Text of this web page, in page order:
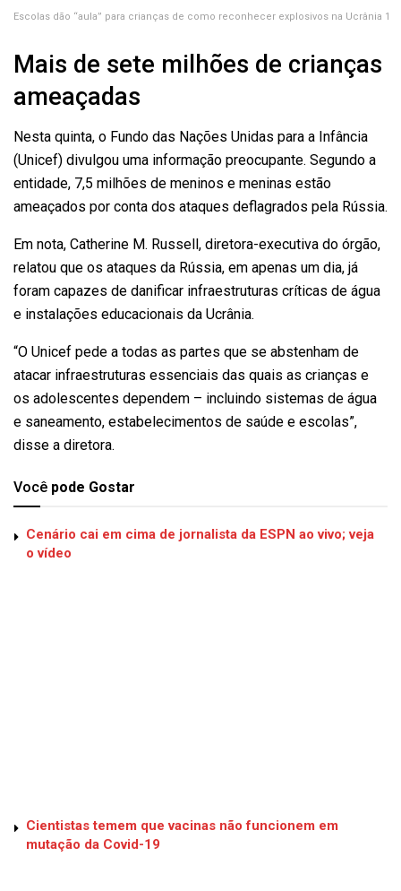
Escolas dão “aula” para crianças de como reconhecer explosivos na Ucrânia 1
Mais de sete milhões de crianças
ameaçadas
Nesta quinta, o Fundo das Nações Unidas para a Infância
(Unicef) divulgou uma informação preocupante. Segundo a
entidade, 7,5 milhões de meninos e meninas estão
ameaçados por conta dos ataques deflagrados pela Rússia.
Em nota, Catherine M. Russell, diretora-executiva do órgão,
relatou que os ataques da Rússia, em apenas um dia, já
foram capazes de danificar infraestruturas críticas de água
e instalações educacionais da Ucrânia.
“O Unicef pede a todas as partes que se abstenham de
atacar infraestruturas essenciais das quais as crianças e
os adolescentes dependem – incluindo sistemas de água
e saneamento, estabelecimentos de saúde e escolas”,
disse a diretora.
Você pode Gostar
Cenário cai em cima de jornalista da ESPN ao vivo; veja
o vídeo
Cientistas temem que vacinas não funcionem em
mutação da Covid-19